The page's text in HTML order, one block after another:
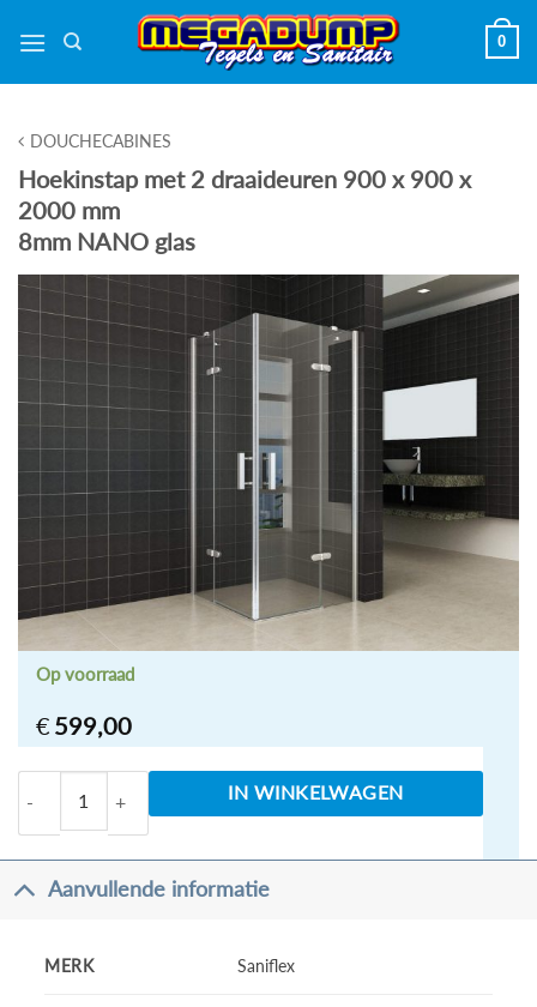
naar
0
DOUCHECABINES
Hoekinstap met 2 draaideuren 900 x 900 x
2000 mm
8mm NANO glas
€ 599,00
Op voorraad
Hoekinstap met 2 draaideuren 900 x 900 x 2000
IN WINKELWAGEN
Aanvullende informatie
MERK Saniflex